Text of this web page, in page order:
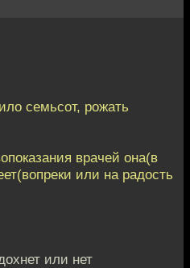
семьсот, рожать
врачей она(в
или на радость
или нет